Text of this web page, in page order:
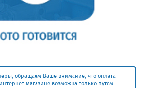
обращаем Ваше внимание, что оплата
магазине возможна только путем